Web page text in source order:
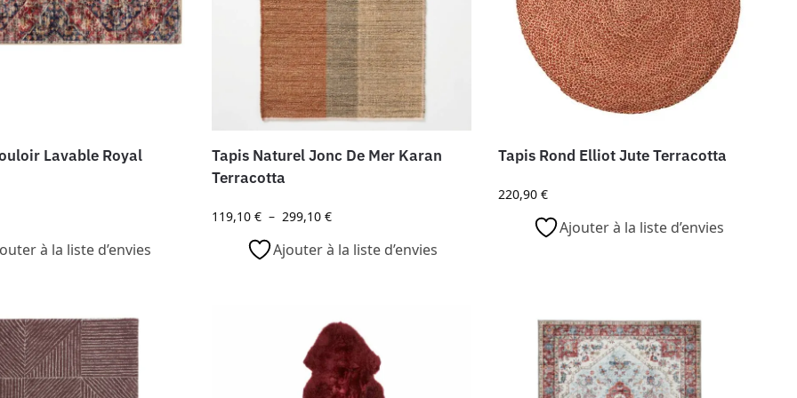
Lavable Royal
à la liste d’envies
Tapis Naturel Jonc De Mer Karan
Terracotta
119,10€ – 299,10€
Ajouter à la liste d’envies
Tapis Rond Elliot Jute Terracotta
220,90€
Ajouter à la liste d’envies